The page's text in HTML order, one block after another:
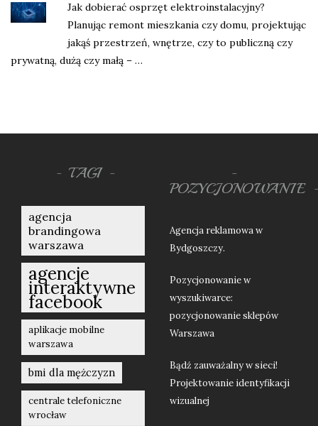
Jak dobierać osprzęt elektroinstalacyjny?
Planując remont mieszkania czy domu, projektując
jakąś przestrzeń, wnętrze, czy to publiczną czy
prywatną, dużą czy małą – …
TAGI
agencja
brandingowa
warszawa
agencje
interaktywne
facebook
aplikacje mobilne
warszawa
bmi dla mężczyzn
centrale telefoniczne
wrocław
POZYCJONOWANIE
Agencja reklamowa w
Bydgoszczy.
Pozycjonowanie w
wyszukiwarce:
pozycjonowanie sklepów
Warszawa
Bądź zauważalny w sieci!
Projektowanie identyfikacji
wizualnej